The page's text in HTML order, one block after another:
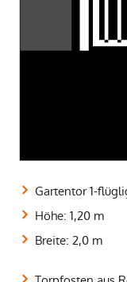
Gartentor 1-
Höhe: 1,20 m
Breite: 2,0 m